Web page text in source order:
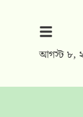
আগস্ট ৮,